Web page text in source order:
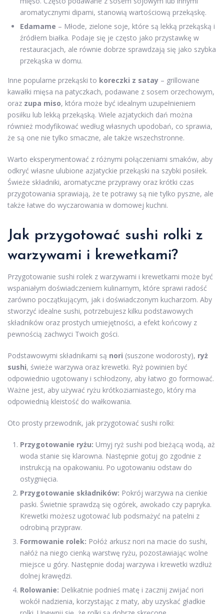
aromatycznymi dipami, stanowią wartościową przekąskę.
Edamame – Młode, zielone soje, które są lekką przekąską i
źródłem białka. Podaje się je często jako przystawkę w
restauracjach, ale równie dobrze sprawdzają się jako szybka
przekąska w domu.
Inne popularne przekąski to koreczki z satay – grillowane
kawałki mięsa na patyczkach, podawane z sosem orzechowym,
oraz zupa miso, która może być idealnym uzupełnieniem
posiłku lub lekką przekąską. Wiele azjatyckich dań można
również modyfikować według własnych upodobań, co sprawia,
że są one nie tylko smaczne, ale także wszechstronne.
Warto eksperymentować z różnymi połączeniami smaków, aby
odkryć własne ulubione azjatyckie przekąski na szybki posiłek.
Świeże składniki, aromatyczne przyprawy oraz krótki czas
przygotowania sprawiają, że te potrawy są nie tylko pyszne, ale
także łatwe do wyczarowania w domowej kuchni.
Jak przygotować sushi rolki z
warzywami i krewetkami?
Przygotowanie sushi rolek z warzywami i krewetkami może być
wspaniałym doświadczeniem kulinarnym, które sprawi radość
zarówno początkującym, jak i doświadczonym kucharzom. Aby
stworzyć idealne sushi, potrzebujesz kilku podstawowych
składników oraz prostych umiejętności, a efekt końcowy z
pewnością zachwyci Twoich gości.
Podstawowymi składnikami są nori (suszone wodorosty), ryż
sushi, świeże warzywa oraz krewetki. Ryż powinien być
odpowiednio ugotowany i schłodzony, aby łatwo go formować.
Ważne jest, aby używać ryżu krótkoziarniastego, który ma
odpowiednią kleistość do wałkowania.
Oto prosty przewodnik, jak przygotować sushi rolki:
Przygotowanie ryżu: Umyj ryż sushi pod bieżącą wodą, aż
woda stanie się klarowna. Następnie gotuj go zgodnie z
instrukcją na opakowaniu. Po ugotowaniu odstaw do
ostygnięcia.
Przygotowanie składników: Pokrój warzywa na cienkie
paski. Świetnie sprawdzą się ogórek, awokado czy papryka.
Krewetki możesz ugotować lub podsmażyć na patelni z
odrobiną przypraw.
Formowanie rolek: Połóż arkusz nori na macie do sushi,
nałóż na niego cienką warstwę ryżu, pozostawiając wolne
miejsce u góry. Następnie dodaj warzywa i krewetki wzdłuż
dolnej krawędzi.
Rolowanie: Delikatnie podnieś matę i zacznij zwijać nori
wokół nadzienia, korzystając z maty, aby uzyskać gładkie